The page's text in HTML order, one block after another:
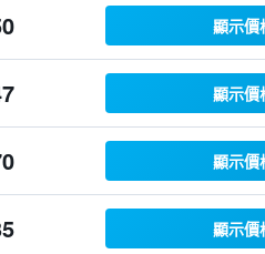
顯示價
顯示價
顯示價
顯示價